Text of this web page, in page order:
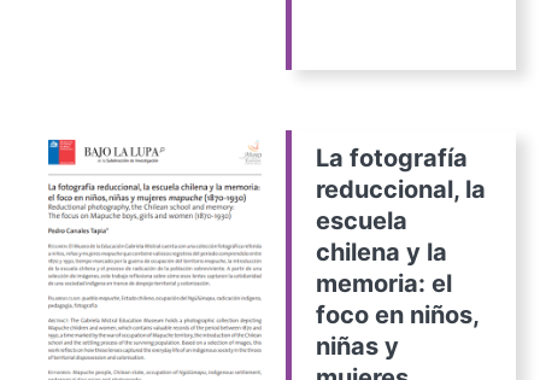
La fotografía
reduccional, la
escuela
chilena y la
memoria: el
foco en niños,
niñas y